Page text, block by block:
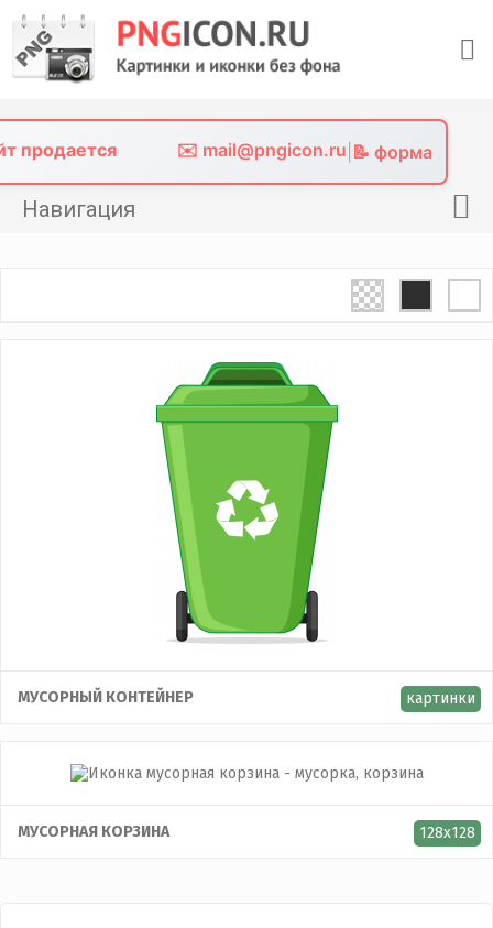
content
продается ✉️ mail@pngicon.ru 📝 форма
Навигация
МУСОРНЫЙ КОНТЕЙНЕР картинки
МУСОРНАЯ КОРЗИНА 128x128